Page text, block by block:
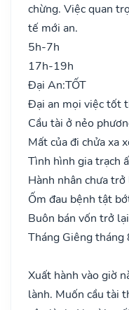
chừng. Việc quan
tế mới an.
5h-7h
17h-19h
Đại An:TỐT
Đại an mọi việc tốt
Cầu tài ở nẻo
Mất của đi chửa xa
Tình hình gia trạch
Hành nhân chưa
Ốm đau bệnh tật
Buôn bán vốn trở
Tháng Giêng tháng
Xuất hành vào giờ
lành. Muốn cầu tài